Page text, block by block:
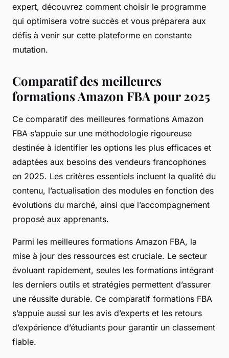
expert, découvrez comment choisir le programme
qui optimisera votre succès et vous préparera aux
défis à venir sur cette plateforme en constante
mutation.
Comparatif des meilleures
formations Amazon FBA pour 2025
Ce comparatif des meilleures formations Amazon
FBA s’appuie sur une méthodologie rigoureuse
destinée à identifier les options les plus efficaces et
adaptées aux besoins des vendeurs francophones
en 2025. Les critères essentiels incluent la qualité du
contenu, l’actualisation des modules en fonction des
évolutions du marché, ainsi que l’accompagnement
proposé aux apprenants.
Parmi les meilleures formations Amazon FBA, la
mise à jour des ressources est cruciale. Le secteur
évoluant rapidement, seules les formations intégrant
les derniers outils et stratégies permettent d’assurer
une réussite durable. Ce comparatif formations FBA
s’appuie aussi sur les avis d’experts et les retours
d’expérience d’étudiants pour garantir un classement
fiable.